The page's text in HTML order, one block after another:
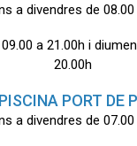
a divendres de 08.00
a 21.00h i
20.00h
PORT DE
a divendres de 07.00